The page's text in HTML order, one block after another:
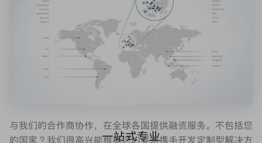
与我们的合作商协作，在全球各国提供融资服务。不包括您
的国家？我们很高兴能根据您的要求携手开发定制型解决方
一站式专业